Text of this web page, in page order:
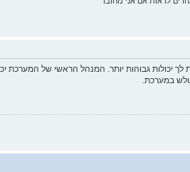
יכולות גבוהות יותר. המנהל הראשי של
במערכת.